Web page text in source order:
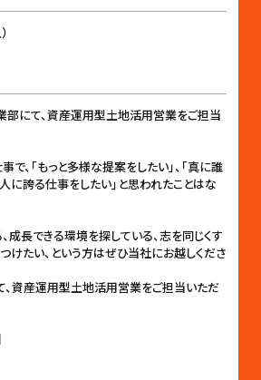
にて、資産運用型土地活用営業をご担当
、「もっと多様な提案をしたい」、「真に誰
人に誇る仕事をしたい」と思われたことはな
成長できる環境を探している、志を同じくす
けたい、という方はぜひ当社にお越しくださ
資産運用型土地活用営業をご担当いただ